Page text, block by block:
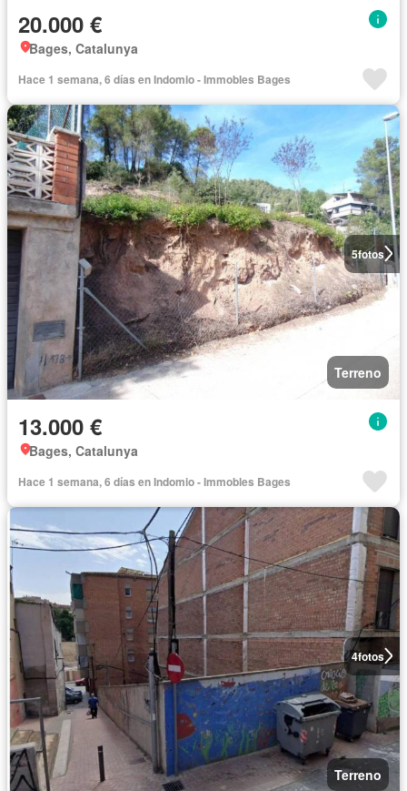
20.000 €
Bages, Catalunya
Hace 1 semana, 6 días en Indomio - Immobles Bages
5fotos
Terreno
13.000 €
Bages, Catalunya
Hace 1 semana, 6 días en Indomio - Immobles Bages
4fotos
Terreno